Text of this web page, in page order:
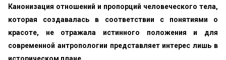
Канонизация отношений и пропорций человеческого тела,
которая создавалась в соответствии с понятиями о
красоте, не отражала истинного положения и для
современной антропологии представляет интерес лишь в
историческом плане.